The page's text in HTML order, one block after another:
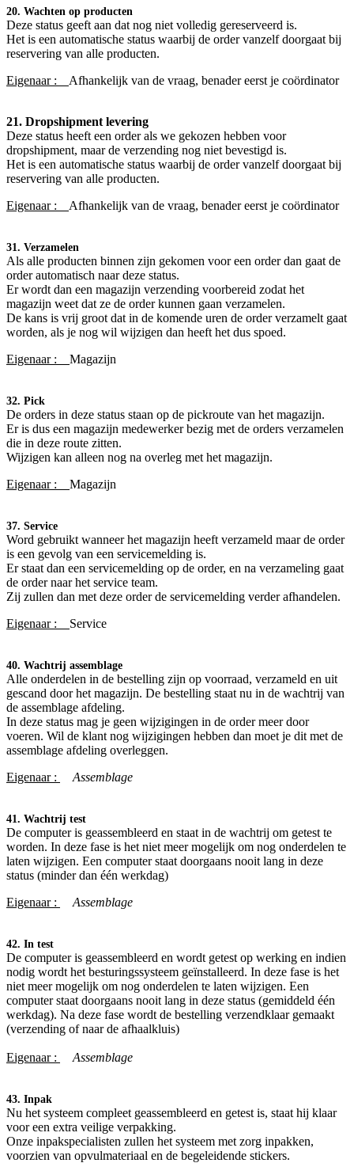
20. Wachten op producten
Deze status geeft aan dat nog niet volledig gereserveerd is.
Het is een automatische status waarbij de order vanzelf doorgaat bij
reservering van alle producten.
Eigenaar :
Afhankelijk van de vraag, benader eerst je coördinator​
21. Dropshipment levering
Deze status heeft een order als we gekozen hebben voor
dropshipment, maar de verzending nog niet bevestigd is.
Het is een automatische status waarbij de order vanzelf doorgaat bij
reservering van alle producten.
Eigenaar :
Afhankelijk van de vraag, benader eerst je coördinator
31. Verzamelen
Als alle producten binnen zijn gekomen voor een order dan gaat de
order automatisch naar deze status.
Er wordt dan een magazijn verzending voorbereid zodat het
magazijn weet dat ze de order kunnen gaan verzamelen.
De kans is vrij groot dat in de komende uren de order verzamelt gaat
worden, als je nog wil wijzigen dan heeft het dus spoed.
Eigenaar :
Magazijn
32. Pick
De orders in deze status staan op de pickroute van het magazijn.
Er is dus een magazijn medewerker bezig met de orders verzamelen
die in deze route zitten.
Wijzigen kan alleen nog na overleg met het magazijn.
Eigenaar :
Magazijn
37. Service
Word gebruikt wanneer het magazijn heeft verzameld maar de order
is een gevolg van een servicemelding is.
Er staat dan een servicemelding op de order, en na verzameling gaat
de order naar het service team.
Zij zullen dan met deze order de servicemelding verder afhandelen.
Eigenaar :
Service
40. Wachtrij assemblage
Alle onderdelen in de bestelling zijn op voorraad, verzameld en uit
gescand door het magazijn. De bestelling staat nu in de wachtrij van
de assemblage afdeling.
In deze status mag je geen wijzigingen in de order meer door
voeren. Wil de klant nog wijzigingen hebben dan moet je dit met de
assemblage afdeling overleggen.
Eigenaar :
​Assemblage
41. Wachtrij test
De computer is geassembleerd en staat in de wachtrij om getest te
worden. In deze fase is het niet meer mogelijk om nog onderdelen te
laten wijzigen. Een computer staat doorgaans nooit lang in deze
status (minder dan één werkdag)
Eigenaar :
​Assemblage
42. In test
De computer is geassembleerd en wordt getest op werking en indien
nodig wordt het besturingssysteem geïnstalleerd. In deze fase is het
niet meer mogelijk om nog onderdelen te laten wijzigen. Een
computer staat doorgaans nooit lang in deze status (gemiddeld één
werkdag). Na deze fase wordt de bestelling verzendklaar gemaakt
(verzending of naar de afhaalkluis)
Eigenaar : ​Assemblage
43. Inpak
Nu het systeem compleet geassembleerd en getest is, staat hij klaar
voor een extra veilige verpakking.
Onze inpakspecialisten zullen het systeem met zorg inpakken,
voorzien van opvulmateriaal en de begeleidende stickers.